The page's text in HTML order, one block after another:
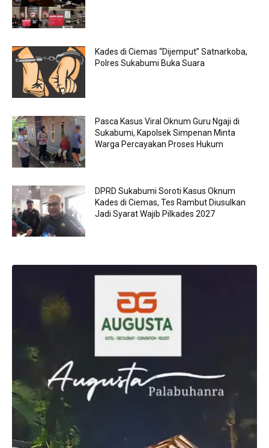
Kades di Ciemas “Dijemput” Satnarkoba,
Polres Sukabumi Buka Suara
Pasca Kasus Viral Oknum Guru Ngaji di
Sukabumi, Kapolsek Simpenan Minta
Warga Percayakan Proses Hukum
DPRD Sukabumi Soroti Kasus Oknum
Kades di Ciemas, Tes Rambut Diusulkan
Jadi Syarat Wajib Pilkades 2027